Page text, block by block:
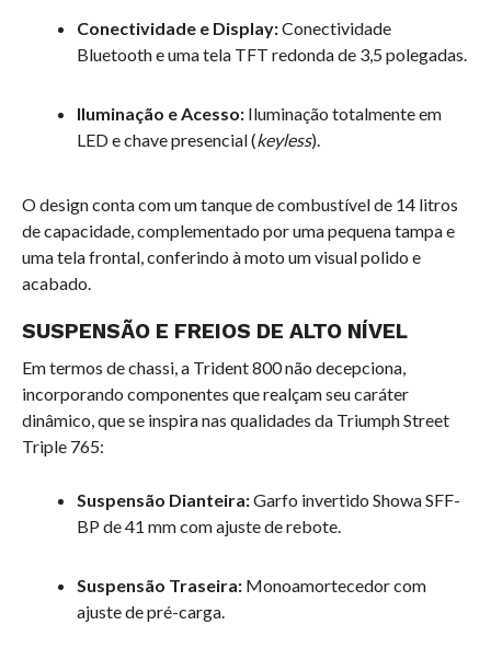
Conectividade e Display:Conectividade
Bluetooth e uma tela TFT redonda de 3,5 polegadas.
Iluminação e Acesso:Iluminação totalmente em
LED e chave presencial (keyless).
O design conta com um tanque de combustível de 14 litros
de capacidade, complementado por uma pequena tampa e
uma tela frontal, conferindo à moto um visual polido e
acabado.
SUSPENSÃO E FREIOS DE ALTO NÍVEL
Em termos de chassi, a Trident 800 não decepciona,
incorporando componentes que realçam seu caráter
dinâmico, que se inspira nas qualidades da Triumph Street
Triple 765:
Suspensão Dianteira:Garfo invertido Showa SFF-
BP de 41 mm com ajuste de rebote.
Suspensão Traseira:Monoamortecedor com
ajuste de pré-carga.